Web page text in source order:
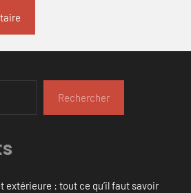
Rechercher
extérieure : tout ce qu’il faut savoir